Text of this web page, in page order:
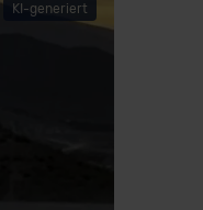
KI-generiert